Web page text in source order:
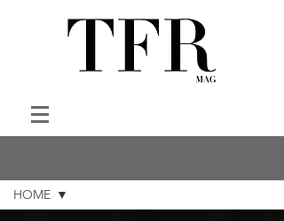
HOME